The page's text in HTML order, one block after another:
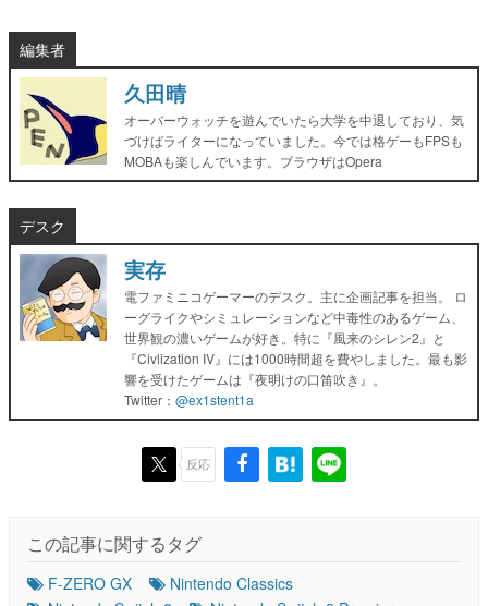
編集者
久田晴
オーバーウォッチを遊んでいたら大学を中退しており、気
づけばライターになっていました。今では格ゲーもFPSも
MOBAも楽しんでいます。ブラウザはOpera
デスク
実存
電ファミニコゲーマーのデスク。主に企画記事を担当。 ロ
ーグライクやシミュレーションなど中毒性のあるゲーム、
世界観の濃いゲームが好き。特に『風来のシレン2』と
『Civlization IV』には1000時間超を費やしました。最も影
響を受けたゲームは『夜明けの口笛吹き』。
Twitter： @ex1stent1a
反応
この記事に関するタグ
F-ZERO GX
Nintendo Classics